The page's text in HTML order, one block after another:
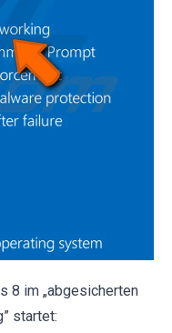
8 im „abgesicherten
startet: